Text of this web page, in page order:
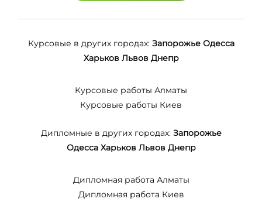
Курсовые в других городах: Запорожье Одесса
Харьков Львов Днепр
Курсовые работы Алматы
Курсовые работы Киев
Дипломные в других городах: Запорожье
Одесса Харьков Львов Днепр
Дипломная работа Алматы
Дипломная работа Киев